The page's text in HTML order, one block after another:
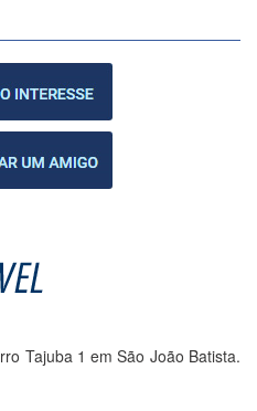
Tajuba 1 em São João Batista.